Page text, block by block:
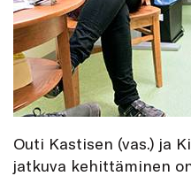
Outi Kastisen (vas.) ja
jatkuva kehittäminen